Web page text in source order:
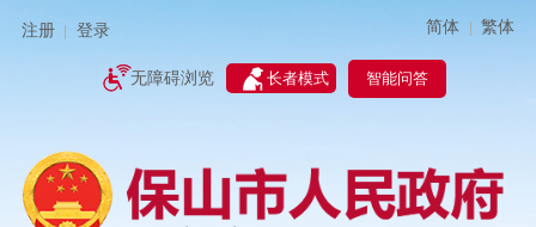
注册 登录 简体 | 繁体
无障碍浏览 长者模式 智能问答